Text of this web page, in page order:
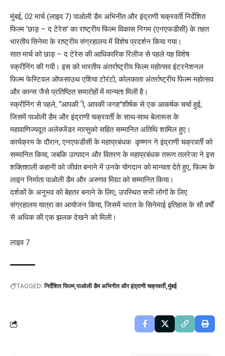
मुंबई, 02 मार्च (लाइव 7) पाओली डैम अभिनीत और इंद्राणी चक्रवर्ती निर्देशित
फिल्म ‘छाड़ – द टेरेस’ का राष्ट्रीय फिल्म विकास निगम (एनएफडीसी) के तहत
भारतीय सिनेमा के राष्ट्रीय संग्रहालय में विशेष प्रदर्शन किया गया।
सात मार्च को छाड़ – द टेरेस की आधिकारिक रिलीज से पहले यह विशेष
स्क्रीनिंग की गयी। इस को भारतीय अंतर्राष्ट्रीय फिल्म महोत्सव इंटरनेशनल
फिल्म फेस्टिवल ऑफसाउथ एशिया टोरंटो, कोलकाता अंतर्राष्ट्रीय फिल्म महोत्सव
और कान्स जैसे प्रतिष्ठित समारोहों में मान्यता मिली है।
स्क्रीनिंग से पहले, “आपकी ी, आपकी जगह”शीर्षक से एक आकर्षक चर्चा हुई,
जिसमें पाओली डैम और इंद्राणी चक्रवर्ती के साथ-साथ बेलारूस के
महावाणिज्यदूत अलेक्जेंडर मात्सुको सहित सम्मानित अतिथि शामिल हुए।
कार्यक्रम के दौरान, एनएफडीसी के महाप्रबंधक कृष्णन ने इंद्राणी चक्रवर्ती को
सम्मानित किया, जबकि उत्पादन और वितरण के महाप्रबंधक तरूण तलरेजा ने इस
शक्तिशाली कहानी को जीवंत बनाने में उनके योगदान को मान्यता देते हुए, फिल्म के
लाइन निर्माता पाओली डैम और अरुणव मिद्या को सम्मानित किया।
दर्शकों के अनुभव को बेहतर बनाने के लिए, उपस्थित सभी लोगों के लिए
संग्रहालय यात्रा का आयोजन किया, जिसमें भारत के सिनेमाई इतिहास के सौ वर्षों
से अधिक की एक झलक देखने को मिली।
लाइव 7
TAGGED: निर्देशित फिल्म पाओली डैम अभिनीत और इंद्राणी चक्रवर्ती मुंबई